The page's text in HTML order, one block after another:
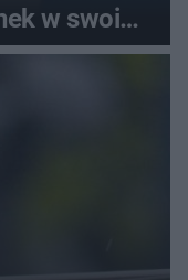
w swoim